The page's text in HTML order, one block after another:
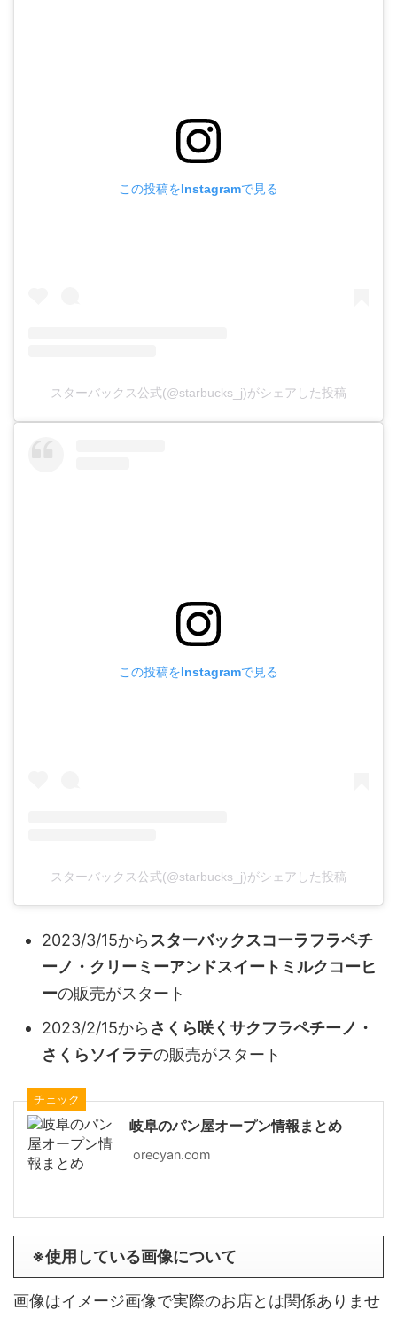
この投稿をInstagramで見る
スターバックス公式(@starbucks_j)がシェアした投稿
この投稿をInstagramで見る
スターバックス公式(@starbucks_j)がシェアした投稿
2023/3/15から スターバックスコーラフラペチ
ーノ・クリーミーアンドスイートミルクコーヒ
ーの販売がスタート
2023/2/15から さくら咲くサクフラペチーノ・
さくらソイラテの販売がスタート
チェック
岐阜のパン屋オープン情報まとめ
orecyan.com
※使用している画像について
画像はイメージ画像で実際のお店とは関係ありませ